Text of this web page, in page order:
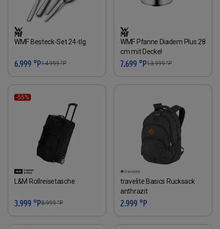
WMF Besteck-Set 24-tlg.
6.999 °P14.999°P
WMF Pfanne Diadem Plus 28
cm mit Deckel
7.699 °P13.999°P
-55%
L&M Rollreisetasche
3.999 °P8.999°P
travelite Basics Rucksack
anthrazit
2.999 °P